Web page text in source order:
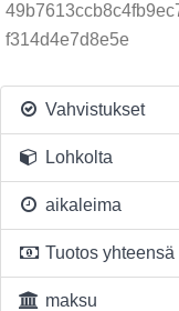
f314d4e7d8e5e
Vahvistukset
Lohkolta
aikaleima
Tuotos yhteensä
maksu